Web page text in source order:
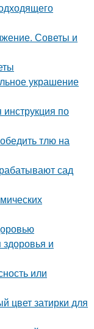
Советы и
украшение
по
тлю на
сад
и
или
цвет затирки для